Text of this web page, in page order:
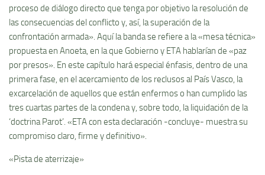
proceso de diálogo directo que tenga por objetivo la resolución de
las consecuencias del conflicto y, así, la superación de la
confrontación armada». Aquí la banda se refiere a la «mesa técnica»
propuesta en Anoeta, en la que Gobierno y ETA hablarían de «paz
por presos». En este capítulo hará especial énfasis, dentro de una
primera fase, en el acercamiento de los reclusos al País Vasco, la
excarcelación de aquellos que están enfermos o han cumplido las
tres cuartas partes de la condena y, sobre todo, la liquidación de la
‘doctrina Parot’. «ETA con esta declaración -concluye- muestra su
compromiso claro, firme y definitivo».
«Pista de aterrizaje»